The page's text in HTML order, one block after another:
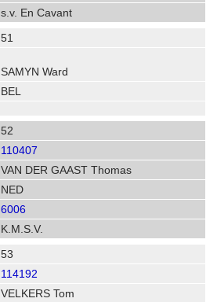
s.v. En Cavant
51
SAMYN Ward
BEL
52
110407
VAN DER GAAST Thomas
NED
6006
K.M.S.V.
53
114192
VELKERS Tom